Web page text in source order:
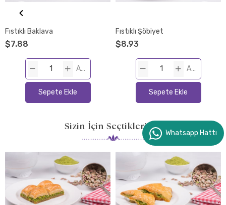
Fıstıklı Baklava
$7.88
ADET
Sepete Ekle
Fıstıklı Şöbiyet
$8.93
ADET
Sepete Ekle
‹
Sizin İçin Seçtiklerimiz
Whatsapp Hattı